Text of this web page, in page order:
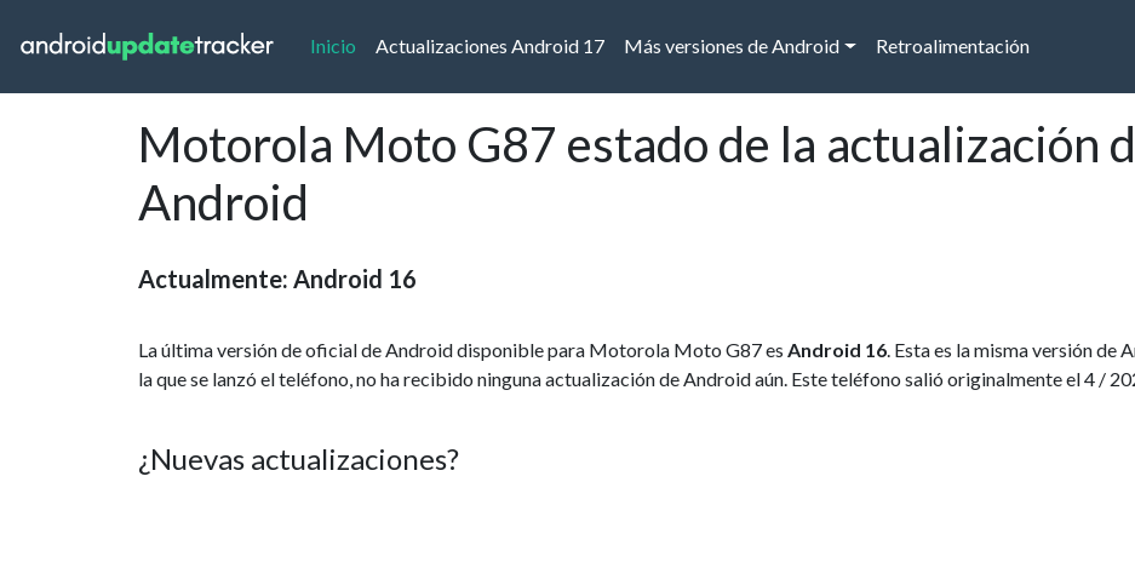
Inicio (current)
Actualizaciones Android 17 Más versiones de Android Retroalimentación
Motorola Moto G87 estado de la actualización
Android
Actualmente: Android 16
La última versión de oficial de Android disponible para Motorola Moto G87 es Android 16. Esta es la misma versión de
la que se lanzó el teléfono, no ha recibido ninguna actualización de Android aún. Este teléfono salió originalmente el 4 /
¿Nuevas actualizaciones?